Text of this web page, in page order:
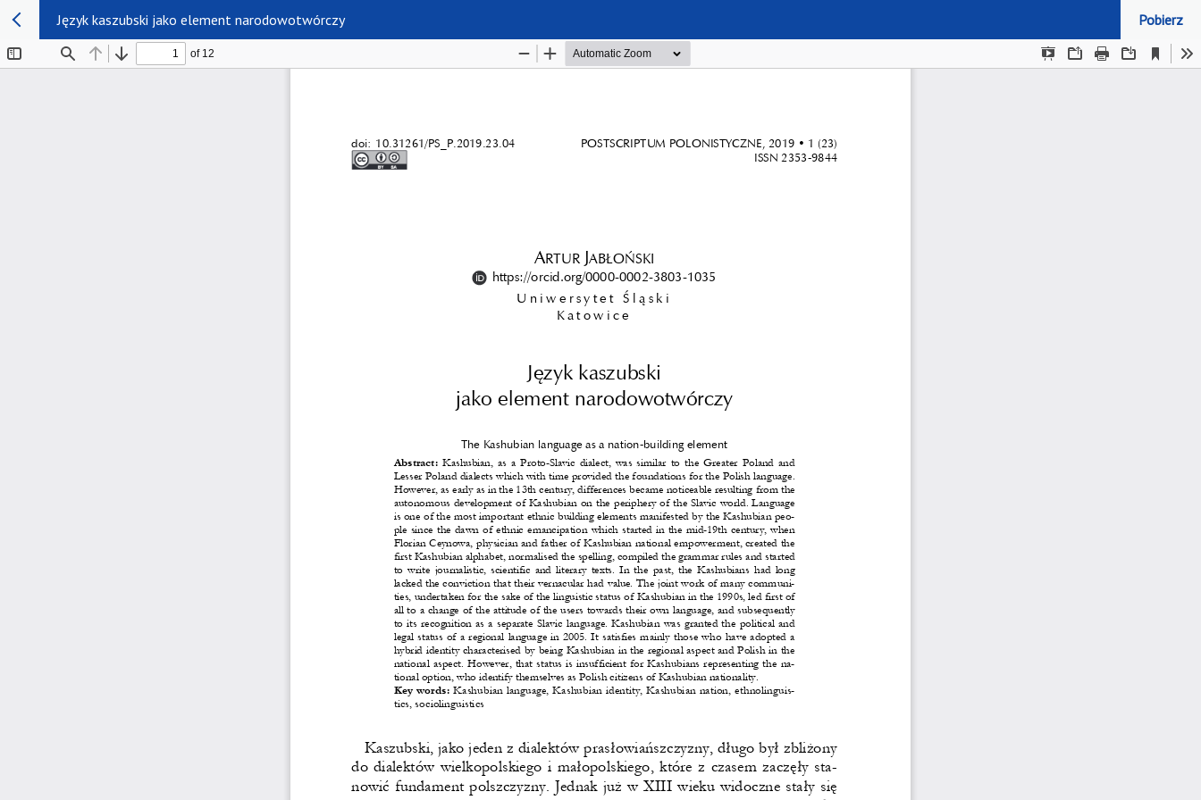
Język kaszubski jako element narodowotwórczy Pobierz